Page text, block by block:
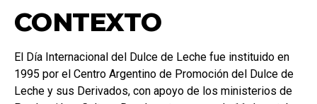
CONTEXTO
El Día Internacional del Dulce de Leche fue instituido en
1995 por el Centro Argentino de Promoción del Dulce de
Leche y sus Derivados, con apoyo de los ministerios de